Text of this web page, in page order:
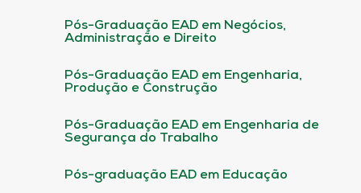
Pós-Graduação EAD em Negócios,
Administração e Direito
Pós-Graduação EAD em Engenharia,
Produção e Construção
Pós-Graduação EAD em Engenharia de
Segurança do Trabalho
Pós-graduação EAD em Educação